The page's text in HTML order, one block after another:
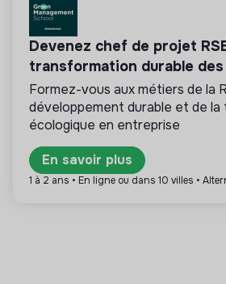
💡 Produits ou services
La mission de cette entreprise
des produits ou proposer des
responsables alignés avec les
transformation écologique et
Plus d'informations
Devenez chef de projet
transformation durable
Formez-vous aux métiers de la
développement durable et de la
écologique en entreprise
En savoir plus
1 à 2 ans • En ligne ou dans 10 villes •